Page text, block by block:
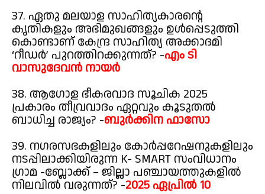
37. ഏതു മലയാള സാഹിത്യകാരന്റെ
കൃതികളും അഭിമുഖങ്ങളും ഉൾപ്പെടുത്തി
കൊണ്ടാണ് കേന്ദ്ര സാഹിത്യ അക്കാദമി
‘റീഡർ’ പുറത്തിറക്കുന്നത്? -എം ടി
വാസുദേവൻ നായർ
38. ആഗോള ഭീകരവാദ സൂചിക 2025
പ്രകാരം തീവ്രവാദം ഏറ്റവും കൂടുതൽ
ബാധിച്ച രാജ്യം? -ബുർക്കിന ഫാസോ
39. നഗരസഭകളിലും കോർപ്പറേഷനുകളിലും
നടപ്പിലാക്കിയിരുന്ന K- SMART സംവിധാനം
ഗ്രാമ -ബ്ലോക്ക് – ജില്ലാ പഞ്ചായത്തുകളിൽ
നിലവിൽ വരുന്നത്? -2025 ഏപ്രിൽ 10